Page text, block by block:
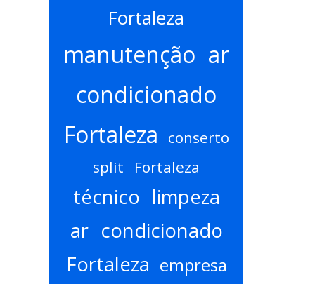
Fortaleza
manutenção ar
condicionado
Fortaleza
conserto
split Fortaleza
técnico limpeza
ar condicionado
Fortaleza empresa